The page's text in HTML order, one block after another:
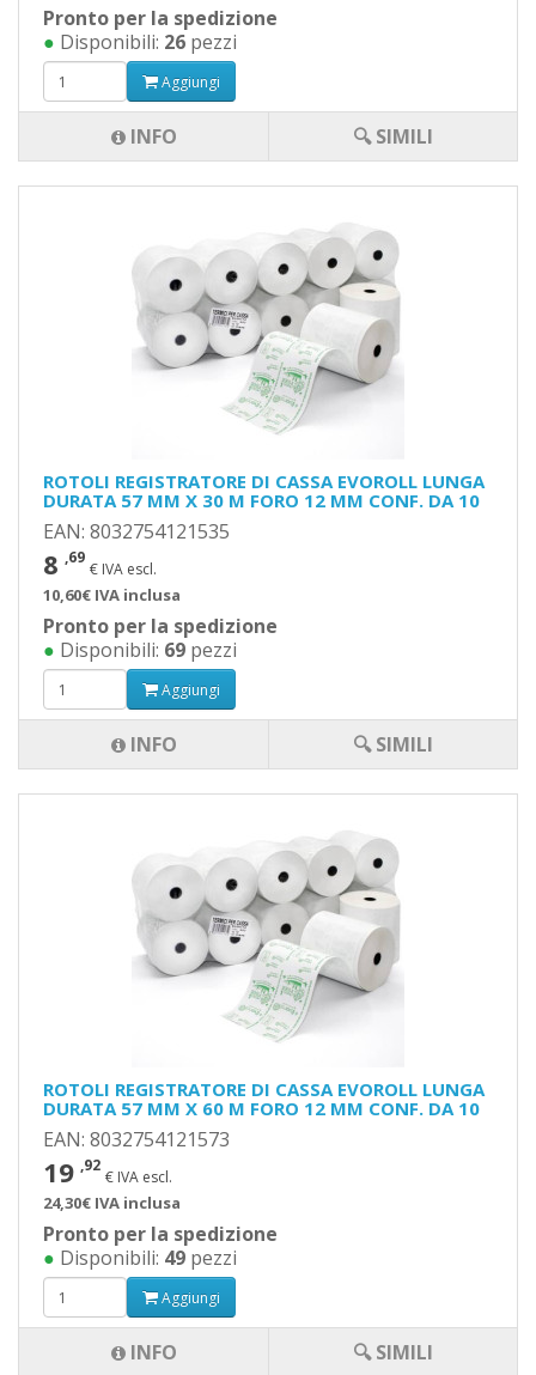
Pronto per la spedizione
● Disponibili: 26 pezzi
Aggiungi
INFO 🔍 SIMILI
ROTOLI REGISTRATORE DI CASSA EVOROLL LUNGA
DURATA 57 MM X 30 M FORO 12 MM CONF. DA 10
EAN: 8032754121535
8 ,69
€ IVA escl.
10,60€ IVA inclusa
Pronto per la spedizione
● Disponibili: 69 pezzi
Aggiungi
INFO 🔍 SIMILI
ROTOLI REGISTRATORE DI CASSA EVOROLL LUNGA
DURATA 57 MM X 60 M FORO 12 MM CONF. DA 10
EAN: 8032754121573
19 ,92
€ IVA escl.
24,30€ IVA inclusa
Pronto per la spedizione
● Disponibili: 49 pezzi
Aggiungi
INFO 🔍 SIMILI